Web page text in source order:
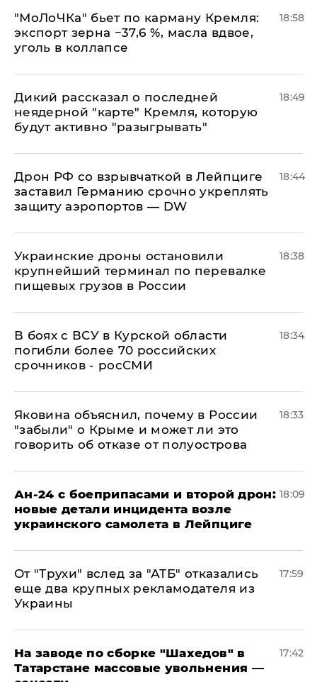
​"МоЛоЧКа" бьет по карману Кремля:
экспорт зерна −37,6 %, масла вдвое,
уголь в коллапсе
18:58
Дикий рассказал о последней
неядерной "карте" Кремля, которую
будут активно "разыгрывать"
18:49
​Дрон РФ со взрывчаткой в Лейпциге
заставил Германию срочно укреплять
защиту аэропортов — DW
18:44
Украинские дроны остановили
крупнейший терминал по перевалке
пищевых грузов в России
18:38
В боях с ВСУ в Курской области
погибли более 70 российских
срочников - росСМИ
18:34
Яковина объяснил, почему в России
"забыли" о Крыме и может ли это
говорить об отказе от полуострова
18:33
Ан-24 с боеприпасами и второй дрон:
новые детали инцидента возле
украинского самолета в Лейпциге
18:09
От "Трухи" вслед за "АТБ" отказались
еще два крупных рекламодателя из
Украины
17:59
На заводе по сборке "Шахедов" в
Татарстане массовые увольнения —
17:42